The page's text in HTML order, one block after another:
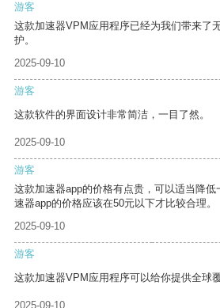
游客
这款加速器VPM应用程序已经为我们带来了
护。
2025-09-10
游客
这款软件的界面设计非常简洁，一目了然。
2025-09-10
游客
这款加速器app的价格有点贵，可以适当降
速器app的价格应该在50元以下才比较合理。
2025-09-10
游客
这款加速器VPM应用程序可以给你提供全球
2025-09-10